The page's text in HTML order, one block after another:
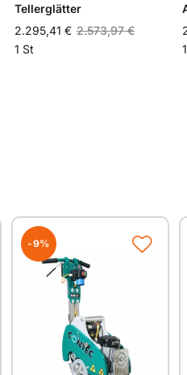
Tellerglätter
2.295,41 € 2.573,97 €
1 St
-9%